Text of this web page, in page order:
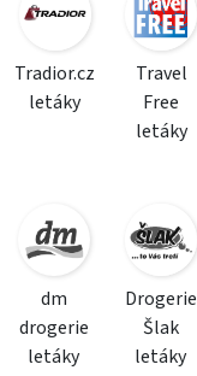
Tradior.cz
letáky
Travel
Free
letáky
dm
drogerie
letáky
Drogerie
Šlak
letáky